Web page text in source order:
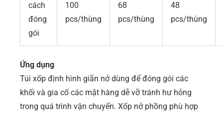
cách
đóng
gói
100
pcs/thùng
68
pcs/thùng
48
pcs/thùng
Ứng dụng
Túi xốp định hình giãn nở dùng để đóng gói các
khối và gia cố các mặt hàng dễ vỡ tránh hư hỏng
trong quá trình vận chuyển. Xốp nở phồng phù hợp